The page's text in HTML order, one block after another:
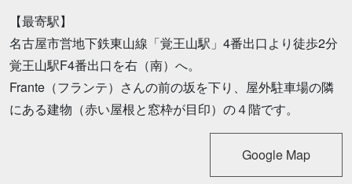
【最寄駅】
名古屋市営地下鉄東山線「覚王山駅」4番出口より徒歩2分
覚王山駅F4番出口を右（南）へ。
Frante（フランテ）さんの前の坂を下り、屋外駐車場の隣
にある建物（赤い屋根と窓枠が目印）の４階です。
Google Map